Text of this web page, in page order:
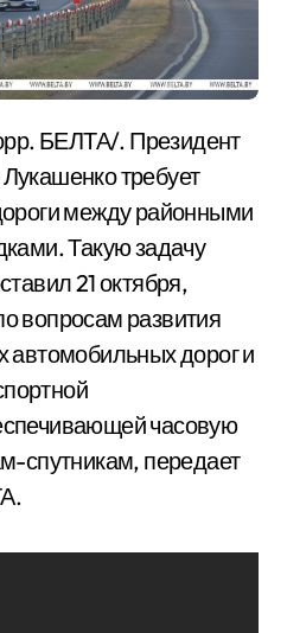
требует
между районными
Такую задачу
21 октября,
вопросам развития
автомобильных дорог и
часовую
спутникам, передает